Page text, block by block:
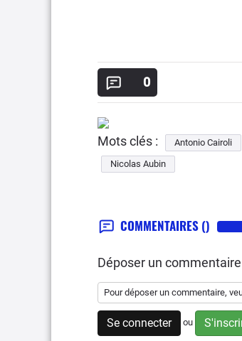
0
Mots clés : Antonio Cairoli
Nicolas Aubin
COMMENTAIRES ()
Déposer un commentaire
Pour déposer un commentaire,
Se connecter ou